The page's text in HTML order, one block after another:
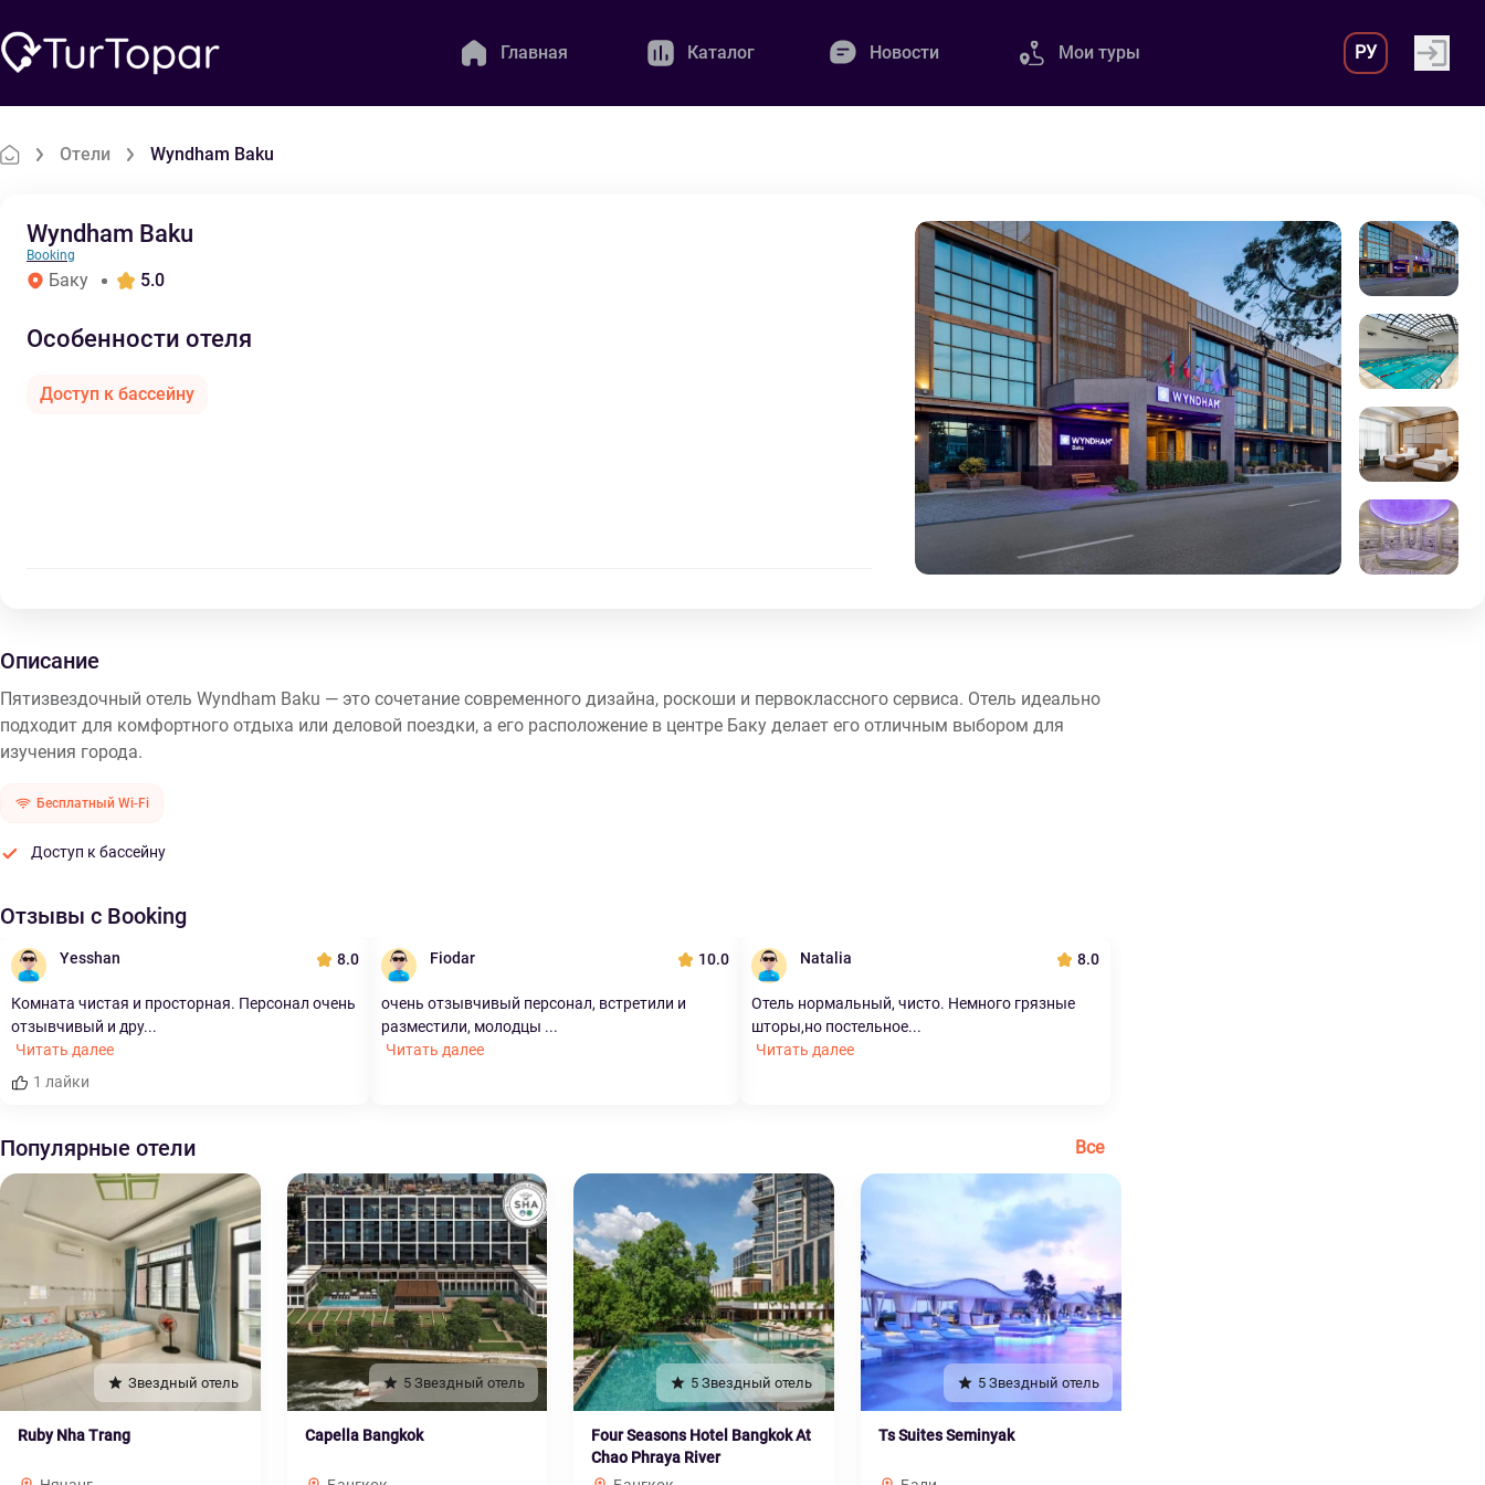
Главная Каталог Новости Мои туры РУ
Отели Wyndham Baku
Wyndham Baku
Booking
Баку 5.0
Особенности отеля
Доступ к бассейну
Описание
Пятизвездочный отель Wyndham Baku — это сочетание современного дизайна, роскоши и первоклассного сервиса. Отель идеально
подходит для комфортного отдыха или деловой поездки, а его расположение в центре Баку делает его отличным выбором для
изучения города.
Бесплатный Wi-Fi
Доступ к бассейну
Отзывы с Booking
Yesshan 8.0
Комната чистая и просторная. Персонал очень
отзывчивый и дру...
Читать далее
1 лайки
Fiodar 10.0
очень отзывчивый персонал, встретили и
разместили, молодцы ...
Читать далее
Natalia 8.0
Отель нормальный, чисто. Немного грязные
шторы,но постельное...
Читать далее
Популярные отели Все
Звездный отель
Ruby Nha Trang
5 Звездный отель
Capella Bangkok
5 Звездный отель
Four Seasons Hotel Bangkok At
Chao Phraya River
5 Звездный отель
Ts Suites Seminyak